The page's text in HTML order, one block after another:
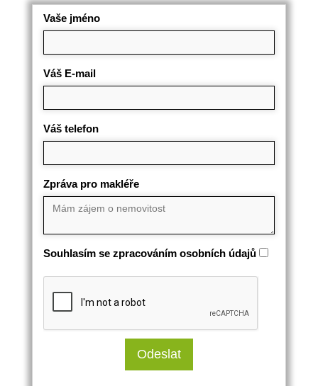
Vaše jméno
Váš E-mail
Váš telefon
Zpráva pro makléře
Souhlasím se zpracováním osobních údajů